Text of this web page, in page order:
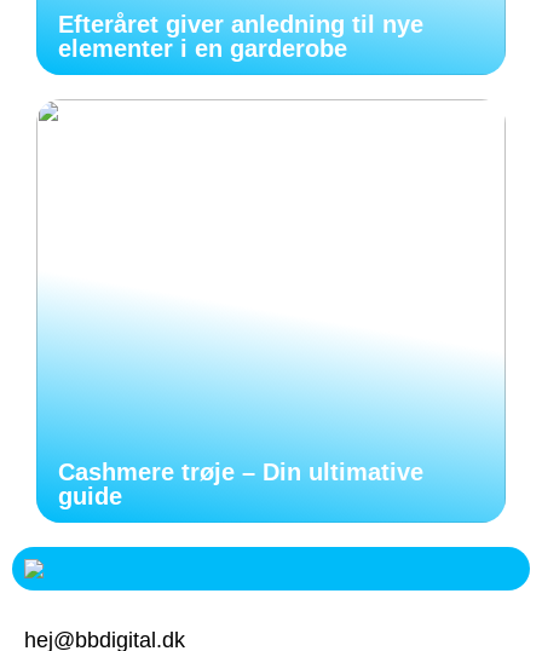
Efteråret giver anledning til nye
elementer i en garderobe
Cashmere trøje – Din ultimative
guide
hej@bbdigital.dk